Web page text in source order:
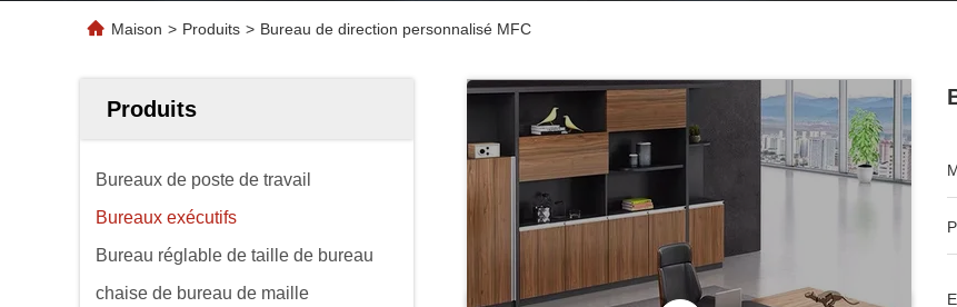
Maison > Produits > Bureau de direction personnalisé MFC
Produits
Bureaux de poste de travail
Bureaux exécutifs
Bureau réglable de taille de bureau
chaise de bureau de maille